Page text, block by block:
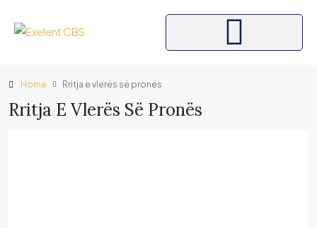
Home Rritja e vlerës së pronës
Rritja E Vlerës Së Pronës